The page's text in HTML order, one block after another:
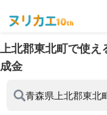
上北郡東北町で使え
成金
青森県上北郡東北